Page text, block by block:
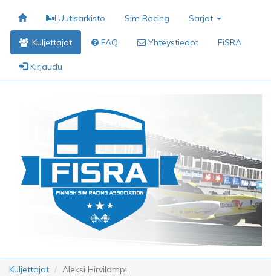
Uutisarkisto Sim Racing Sarjat
Kuljettajat FAQ Yhteystiedot FiSRA
Kirjaudu
Kuljettajat Aleksi Hirvilampi